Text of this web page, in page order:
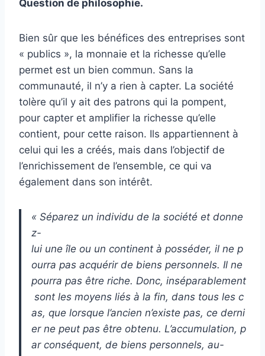
Question de philosophie.
Bien sûr que les bénéfices des entreprises sont
« publics », la monnaie et la richesse qu’elle
permet est un bien commun. Sans la
communauté, il n’y a rien à capter. La société
tolère qu’il y ait des patrons qui la pompent,
pour capter et amplifier la richesse qu’elle
contient, pour cette raison. Ils appartiennent à
celui qui les a créés, mais dans l’objectif de
l’enrichissement de l’ensemble, ce qui va
également dans son intérêt.
« Séparez un individu de la société et donne
z-
lui une île ou un continent à posséder, il ne p
ourra pas acquérir de biens personnels. Il ne
pourra pas être riche. Donc, inséparablement
sont les moyens liés à la fin, dans tous les c
as, que lorsque l’ancien n’existe pas, ce derni
er ne peut pas être obtenu. L’accumulation, p
ar conséquent, de biens personnels, au-